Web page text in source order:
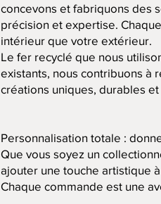
concevons et fabriquons des
précision et expertise.
intérieur que votre extérieur.
Le fer recyclé que nous
existants, nous contribuons à
créations uniques, durables
Personnalisation totale :
Que vous soyez un
ajouter une touche artistique
Chaque commande est une